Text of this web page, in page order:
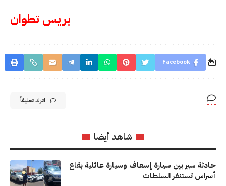
بريس تطوان
Facebook
اترك تعليقاً
شاهد أيضا
حادثة سير بين سيارة إسعاف وسيارة عائلية بقاع
أسراس تستنفر السلطات